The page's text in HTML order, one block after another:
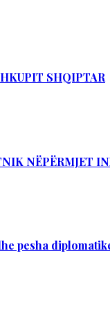
SHQIPTAR
NËPËRMJET
pesha